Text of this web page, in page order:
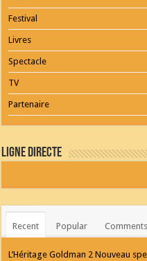
Festival
Livres
Spectacle
TV
Partenaire
Ligne Directe
Recent Popular Comments
L’Héritage Goldman 2 Nouveau